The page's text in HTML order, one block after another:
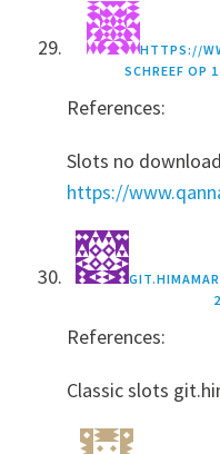
HTTPS://
SCHREEF OP
References:
Slots no download
https://
References:
Classic slots